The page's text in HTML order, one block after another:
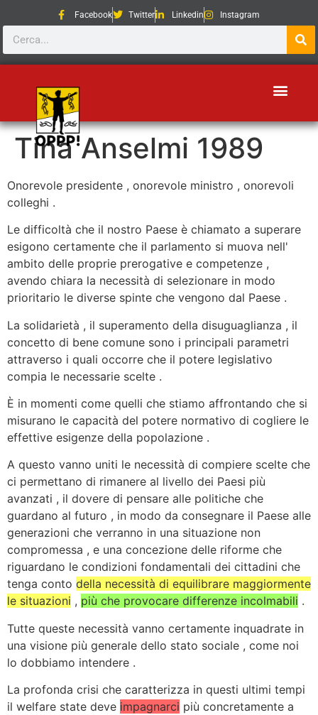
Facebook Twitter Linkedin Instagram
Tina Anselmi 1989
Onorevole presidente , onorevole ministro , onorevoli
colleghi .
Le difficoltà che il nostro Paese è chiamato a superare
esigono certamente che il parlamento si muova nell'
ambito delle proprie prerogative e competenze ,
avendo chiara la necessità di selezionare in modo
prioritario le diverse spinte che vengono dal Paese .
La solidarietà , il superamento della disuguaglianza , il
concetto di bene comune sono i principali parametri
attraverso i quali occorre che il potere legislativo
compia le necessarie scelte .
È in momenti come quelli che stiamo affrontando che si
misurano le capacità del potere normativo di cogliere le
effettive esigenze della popolazione .
A questo vanno uniti le necessità di compiere scelte che
ci permettano di rimanere al livello dei Paesi più
avanzati , il dovere di pensare alle politiche che
guardano al futuro , in modo da consegnare il Paese alle
generazioni che verranno in una situazione non
compromessa , e una concezione delle riforme che
riguardano le condizioni fondamentali dei cittadini che
tenga conto della necessità di equilibrare maggiormente
le situazioni , più che provocare differenze incolmabili .
Tutte queste necessità vanno certamente inquadrate in
una visione più generale dello stato sociale , come noi
lo dobbiamo intendere .
La profonda crisi che caratterizza in questi ultimi tempi
il welfare state deve impagnarci più concretamente a